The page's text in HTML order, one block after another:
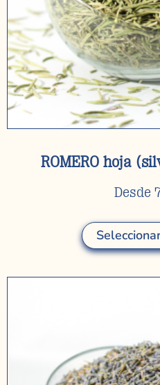
ROMERO hoja
Desde